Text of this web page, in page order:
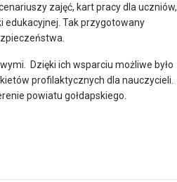
zajęć, kart pracy dla uczniów,
edukacyjnej. Tak przygotowany
Dzięki ich wsparciu możliwe było
profilaktycznych dla nauczycieli.
powiatu gołdapskiego.